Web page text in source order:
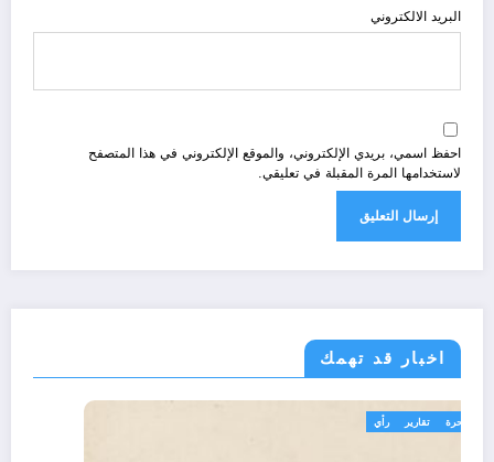
البريد الالكتروني
احفظ اسمي، بريدي الإلكتروني، والموقع الإلكتروني في هذا المتصفح
لاستخدامها المرة المقبلة في تعليقي.
اخبار قد تهمك
تعاليق حرة تقارير